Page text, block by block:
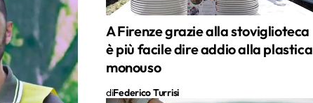
A Firenze grazie alla stoviglioteca
è più facile dire addio alla plastica
monouso
diFederico Turrisi